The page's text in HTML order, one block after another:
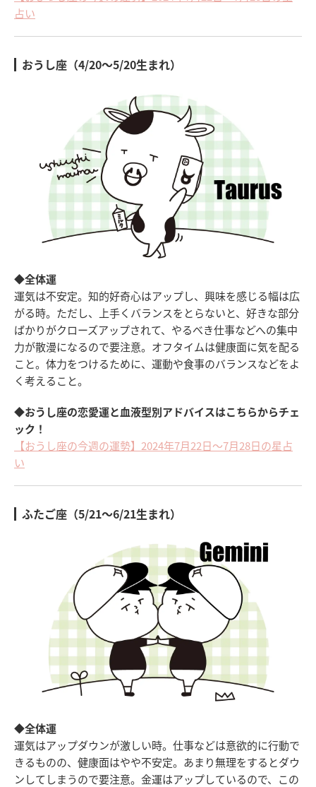
占い
おうし座（4/20～5/20生まれ）
◆全体運
運気は不安定。知的好奇心はアップし、興味を感じる幅は広
がる時。ただし、上手くバランスをとらないと、好きな部分
ばかりがクローズアップされて、やるべき仕事などへの集中
力が散漫になるので要注意。オフタイムは健康面に気を配る
こと。体力をつけるために、運動や食事のバランスなどをよ
く考えること。
◆おうし座の恋愛運と血液型別アドバイスはこちらからチェ
ック！
【おうし座の今週の運勢】2024年7月22日～7月28日の星占
い
ふたご座（5/21～6/21生まれ）
◆全体運
運気はアップダウンが激しい時。仕事などは意欲的に行動で
きるものの、健康面はやや不安定。あまり無理をするとダウ
ンしてしまうので要注意。金運はアップしているので、この